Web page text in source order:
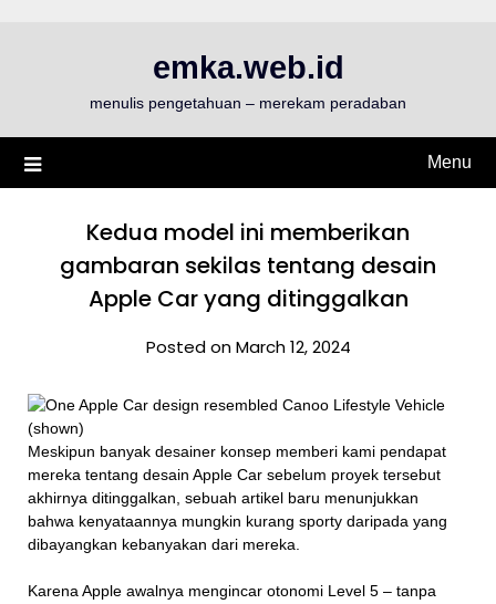
emka.web.id
menulis pengetahuan – merekam peradaban
Menu
Kedua model ini memberikan
gambaran sekilas tentang desain
Apple Car yang ditinggalkan
Posted on March 12, 2024
Meskipun banyak desainer konsep memberi kami pendapat
mereka tentang desain Apple Car sebelum proyek tersebut
akhirnya ditinggalkan, sebuah artikel baru menunjukkan
bahwa kenyataannya mungkin kurang sporty daripada yang
dibayangkan kebanyakan dari mereka.
Karena Apple awalnya mengincar otonomi Level 5 – tanpa